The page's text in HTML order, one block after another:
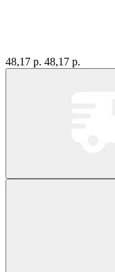
48,17 р. 48,17 р.